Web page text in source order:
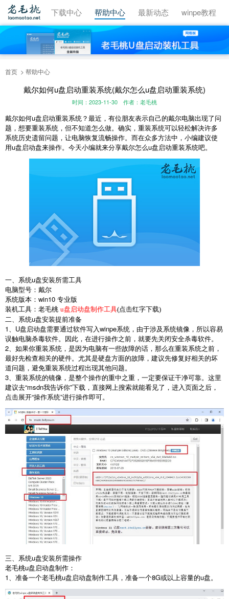
视频教程 下载中心 帮助中心 最新动态 winpe教程
首页 帮助中心
戴尔如何u盘启动重装系统(戴尔怎么u盘启动重装系统)
时间：2023-11-30 作者：老毛桃
戴尔如何u盘启动重装系统？最近，有位朋友表示自己的戴尔电脑出现了问
题，想要重装系统，但不知道怎么做。确实，重装系统可以轻松解决许多
系统历史遗留问题，让电脑恢复流畅操作。而在众多方法中，小编建议使
用u盘启动盘来操作。今天小编就来分享戴尔怎么u盘启动重装系统吧。
一、系统u盘安装所需工具
电脑型号：戴尔
系统版本： win10 专业版
装机工具：老毛桃 u盘启动盘制作工具(点击红字下载)
二、系统u盘安装提前准备
1
U盘启动盘需要通过软件写入winpe系统，由于涉及系统镜像，所以容易
误触电脑杀毒软件。因此，在进行操作之前，就要先关闭安全杀毒软件。
2 、如果你重装系统，是因为电脑有一些故障的话，那么在重装系统之前，
最好先检查相关的硬件。尤其是硬盘方面的故障，建议先修复好相关的坏
道问题，避免重装系统过程出现其他问题。
3 、重装系统的镜像，是整个操作的重中之重，一定要保证干净可靠。这里
建议去“msdn我告诉你”下载，直接网上搜索就能看见了，进入页面之后，
点击展开“操作系统”进行操作即可。
三、系统u盘安装所需操作
老毛桃u盘启动盘制作：
1、准备一个老毛桃u盘启动盘制作工具，准备一个8G或以上容量的u盘。